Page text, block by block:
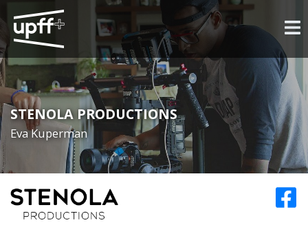
STENOLA PRODUCTIONS
Eva Kuperman